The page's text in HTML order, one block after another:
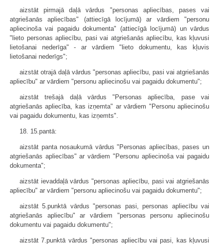
aizstāt pirmajā daļā vārdus "personas apliecības, pases vai
atgriešanās apliecības" (attiecīgā locījumā) ar vārdiem "personu
apliecinoša vai pagaidu dokumenta" (attiecīgā locījumā) un vārdus
"lieto personas apliecību, pasi vai atgriešanās apliecību, kas kļuvusi
lietošanai nederīga" - ar vārdiem "lieto dokumentu, kas kļuvis
lietošanai nederīgs";
aizstāt otrajā daļā vārdus "personas apliecību, pasi vai atgriešanās
apliecību" ar vārdiem "personu apliecinošu vai pagaidu dokumentu";
aizstāt trešajā daļā vārdus "Personas apliecība, pase vai
atgriešanās apliecība, kas izņemta" ar vārdiem "Personu apliecinošu
vai pagaidu dokumentu, kas izņemts".
18. 15.pantā:
aizstāt panta nosaukumā vārdus "Personas apliecības, pases un
atgriešanās apliecības" ar vārdiem "Personu apliecinoša vai pagaidu
dokumenta";
aizstāt ievaddaļā vārdus "personas apliecību, pasi vai atgriešanās
apliecību" ar vārdiem "personu apliecinošu vai pagaidu dokumentu";
aizstāt 5.punktā vārdus "personas pasi, personas apliecību vai
atgriešanās apliecību" ar vārdiem "personas personu apliecinošu
dokumentu vai pagaidu dokumentu";
aizstāt 7.punktā vārdus "personas apliecību vai pasi, kas kļuvusi